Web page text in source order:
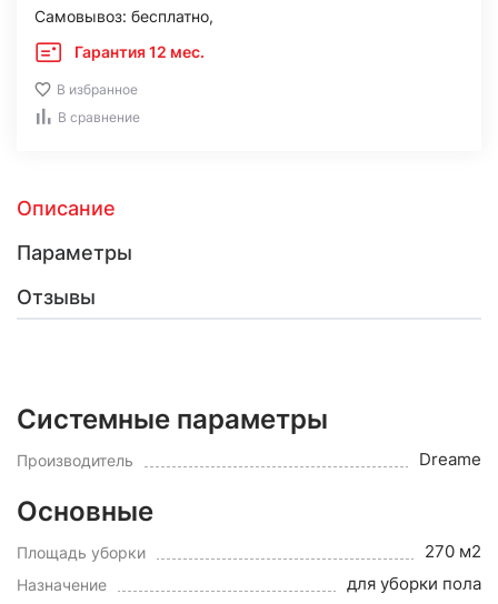
Самовывоз: бесплатно,
Гарантия 12 мес.
В избранное
В сравнение
Описание
Параметры
Отзывы
Системные параметры
Производитель Dreame
Основные
Площадь уборки 270 м2
Назначение для уборки пола